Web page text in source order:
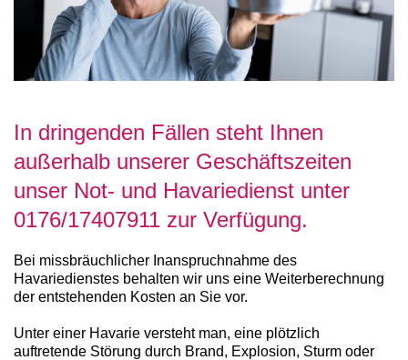
In dringenden Fällen steht Ihnen
außerhalb unserer Geschäftszeiten
unser Not- und Havariedienst unter
0176/17407911 zur Verfügung.
Bei missbräuchlicher Inanspruchnahme des
Havariedienstes behalten wir uns eine Weiterberechnung
der entstehenden Kosten an Sie vor.
Unter einer Havarie versteht man, eine plötzlich
auftretende Störung durch Brand, Explosion, Sturm oder